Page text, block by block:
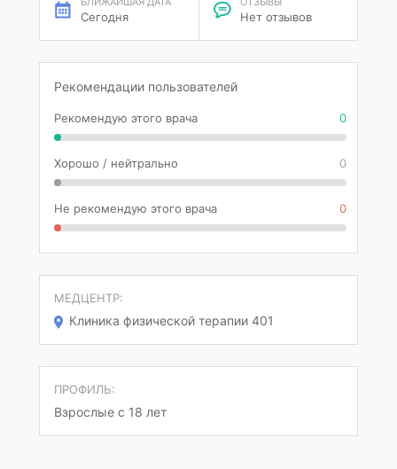
Сегодня Нет отзывов
Рекомендации пользователей
Рекомендую этого врача 0
Хорошо / нейтрально 0
Не рекомендую этого врача 0
МЕДЦЕНТР:
Клиника физической терапии 401
ПРОФИЛЬ:
Взрослые с 18 лет